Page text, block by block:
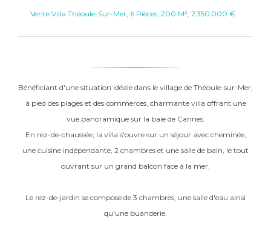
Vente Villa Théoule-Sur-Mer, 6 Pièces, 200 M², 2 350 000 €
Bénéficiant d'une situation idéale dans le village de Théoule-sur-Mer,
à pied des plages et des commerces, charmante villa offrant une
vue panoramique sur la baie de Cannes.
En rez-de-chaussée, la villa s'ouvre sur un séjour avec cheminée,
une cuisine indépendante, 2 chambres et une salle de bain, le tout
ouvrant sur un grand balcon face à la mer.
Le rez-de-jardin se compose de 3 chambres, une salle d'eau ainsi
qu'une buanderie.